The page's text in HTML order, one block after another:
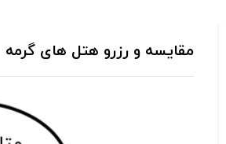
مقایسه و رزرو هتل های گرمه